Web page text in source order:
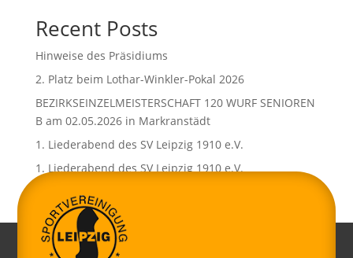
Recent Posts
Hinweise des Präsidiums
2. Platz beim Lothar-Winkler-Pokal 2026
BEZIRKSEINZELMEISTERSCHAFT 120 WURF SENIOREN
B am 02.05.2026 in Markranstädt
1. Liederabend des SV Leipzig 1910 e.V.
1. Liederabend des SV Leipzig 1910 e.V.